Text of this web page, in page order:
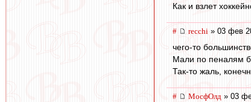
Как и взлет
# recchi » 03 фев
чего-то
Мали по пеналям
Так-то жаль,
# МосфОлд » 03